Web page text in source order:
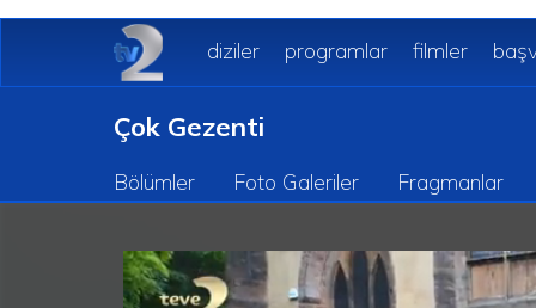
diziler programlar filmler
Çok Gezenti
Bölümler Foto Galeriler Fragmanlar